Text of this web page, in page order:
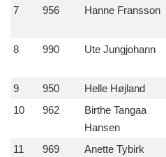
7
956 Hanne Fransson
8 990 Ute Jungjohann
9 950 Helle Højland
10
962
Birthe Tangaa
Hansen
11 969 Anette Tybirk